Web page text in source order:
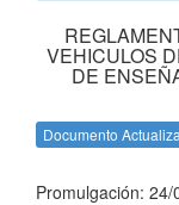
VEHICULOS
DE
Documento
Promulgación: 24/